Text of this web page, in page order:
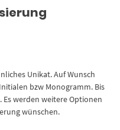
Unikat. Auf Wunsch
bzw Monogramm. Bis
werden weitere Optionen
wünschen.